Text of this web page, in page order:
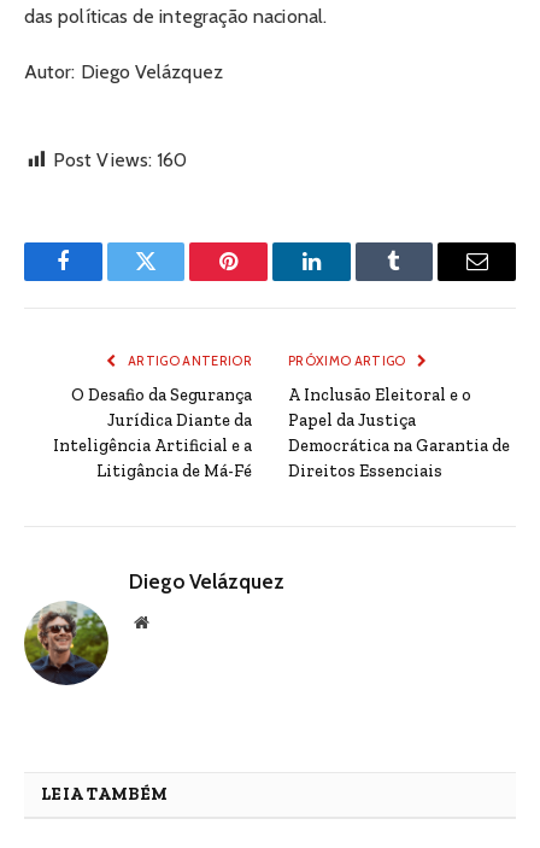
das políticas de integração nacional.
Autor: Diego Velázquez
Post Views: 160
FacebookTwitter Pinterest LinkedInTumblr Email
ARTIGO ANTERIOR
O Desafio da Segurança
Jurídica Diante da
Inteligência Artificial e a
Litigância de Má-Fé
PRÓXIMO ARTIGO
A Inclusão Eleitoral e o
Papel da Justiça
Democrática na Garantia de
Direitos Essenciais
Diego Velázquez
Website
LEIA TAMBÉM